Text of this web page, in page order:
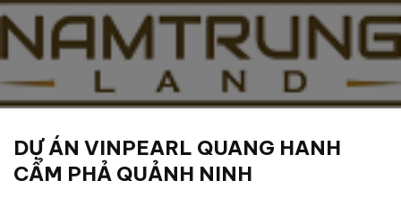
DỰ ÁN VINPEARL QUANG HANH
CẨM PHẢ QUẢNH NINH